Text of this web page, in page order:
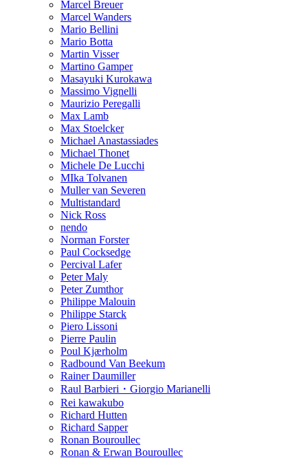
Marcel Breuer
Marcel Wanders
Mario Bellini
Mario Botta
Martin Visser
Martino Gamper
Masayuki Kurokawa
Massimo Vignelli
Maurizio Peregalli
Max Lamb
Max Stoelcker
Michael Anastassiades
Michael Thonet
Michele De Lucchi
MIka Tolvanen
Muller van Severen
Multistandard
Nick Ross
nendo
Norman Forster
Paul Cocksedge
Percival Lafer
Peter Maly
Peter Zumthor
Philippe Malouin
Philippe Starck
Piero Lissoni
Pierre Paulin
Poul Kjærholm
Radbound Van Beekum
Rainer Daumiller
Raul Barbieri・Giorgio Marianelli
Rei kawakubo
Richard Hutten
Richard Sapper
Ronan Bouroullec
Ronan & Erwan Bouroullec